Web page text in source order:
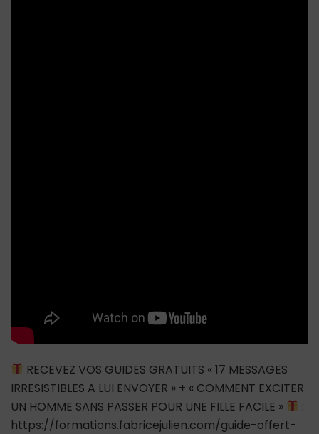
RECEVEZ VOS GUIDES GRATUITS « 17 MESSAGES
IRRESISTIBLES A LUI ENVOYER » + « COMMENT EXCITER
UN HOMME SANS PASSER POUR UNE FILLE FACILE »
:
https://formations.fabricejulien.com/guide-offert-